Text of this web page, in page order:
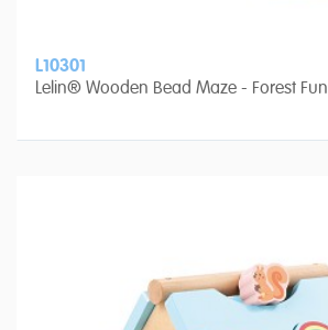
L10301
Lelin® Wooden Bead Maze - Forest Fun